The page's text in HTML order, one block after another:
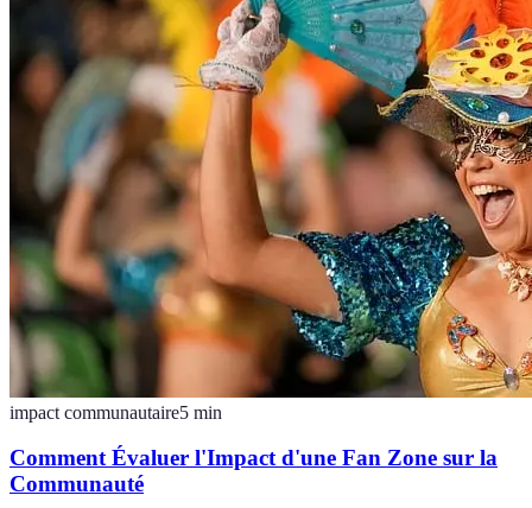
impact communautaire5 min
Comment Évaluer l'Impact d'une Fan Zone sur la
Communauté